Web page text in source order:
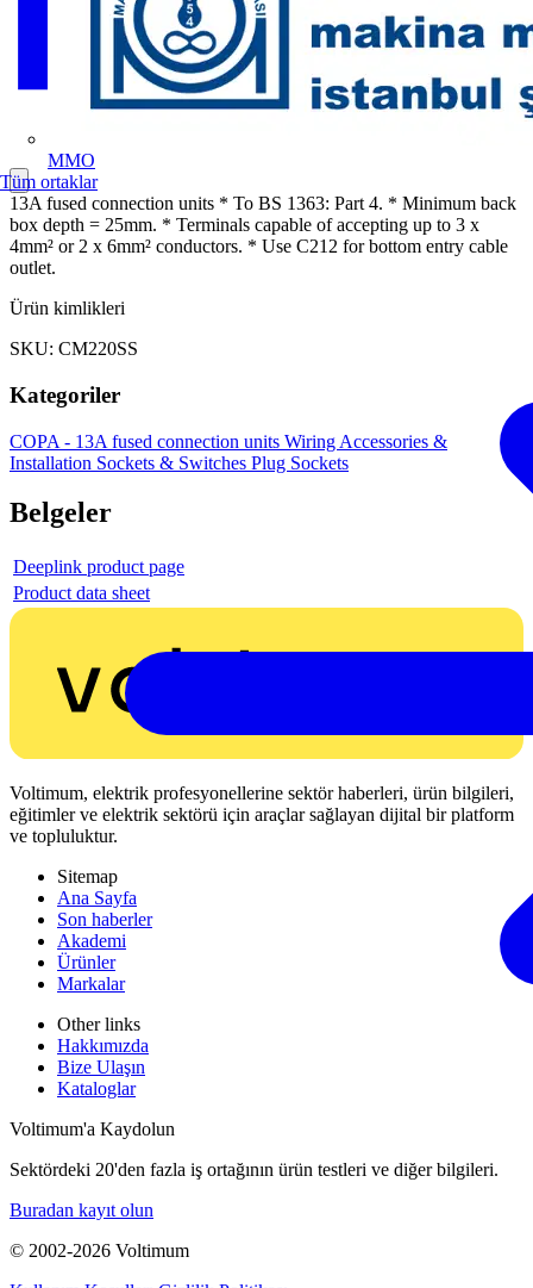
MMO
Tüm ortaklar
13A fused connection units * To BS 1363: Part 4. * Minimum back
box depth = 25mm. * Terminals capable of accepting up to 3 x
4mm² or 2 x 6mm² conductors. * Use C212 for bottom entry cable
outlet.
Ürün kimlikleri
SKU: CM220SS
Kategoriler
COPA - 13A fused connection units Wiring Accessories &
Installation Sockets & Switches Plug Sockets
Belgeler
Deeplink product page
Product data sheet
Voltimum, elektrik profesyonellerine sektör haberleri, ürün bilgileri,
eğitimler ve elektrik sektörü için araçlar sağlayan dijital bir platform
ve topluluktur.
Sitemap
Ana Sayfa
Son haberler
Akademi
Ürünler
Markalar
Other links
Hakkımızda
Bize Ulaşın
Kataloglar
Voltimum'a Kaydolun
Sektördeki 20'den fazla iş ortağının ürün testleri ve diğer bilgileri.
Buradan kayıt olun
© 2002-2026 Voltimum